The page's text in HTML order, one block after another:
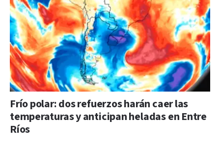
Frío polar: dos refuerzos harán caer las
temperaturas y anticipan heladas en Entre
Ríos